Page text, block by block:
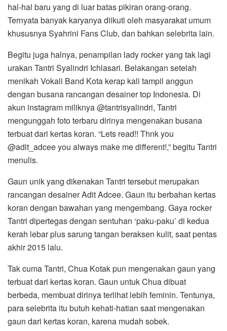
hal-hal baru yang di luar batas pikiran orang-orang.
Ternyata banyak karyanya diikuti oleh masyarakat umum
khususnya Syahrini Fans Club, dan bahkan selebrita lain.
Begitu juga halnya, penampilan lady rocker yang tak lagi
urakan Tantri Syalindri Ichlasari. Belakangan setelah
menikah Vokali Band Kota kerap kali tampil anggun
dengan busana rancangan desainer top Indonesia. Di
akun instagram miliknya @tantrisyalindri, Tantri
mengunggah foto terbaru dirinya mengenakan busana
terbuat dari kertas koran. “Lets read!! Thnk you
@adit_adcee you always make me different!,” begitu Tantri
menulis.
Gaun unik yang dikenakan Tantri tersebut merupakan
rancangan desainer Adit Adcee. Gaun itu berbahan kertas
koran dengan bawahan yang mengembang. Gaya rocker
Tantri dipertegas dengan sentuhan ‘paku-paku’ di kedua
kerah lebar plus sarung tangan beraksen kulit, saat pentas
akhir 2015 lalu.
Tak cuma Tantri, Chua Kotak pun mengenakan gaun yang
terbuat dari kertas koran. Gaun untuk Chua dibuat
berbeda, membuat dirinya terlihat lebih feminin. Tentunya,
para selebrita itu butuh kehati-hatian saat mengenakan
gaun dari kertas koran, karena mudah sobek.